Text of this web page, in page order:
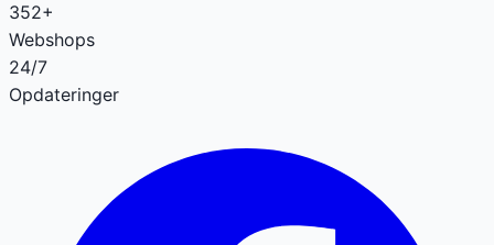
352+
Webshops
24/7
Opdateringer